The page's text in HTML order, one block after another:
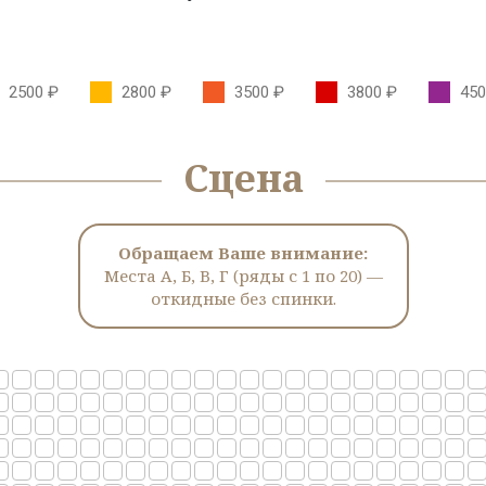
2500 ₽ 2800 ₽ 3500 ₽ 3800 ₽
Сцена
Обращаем Ваше внимание:
Места А, Б, В, Г (ряды с 1 по 20) —
откидные без спинки.